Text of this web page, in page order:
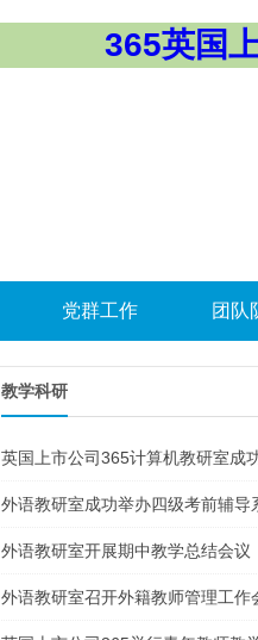
365英国
党群工作 团队
教学科研
英国上市公司365计算机教研室成
外语教研室成功举办四级考前辅导
外语教研室开展期中教学总结会议
外语教研室召开外籍教师管理工作